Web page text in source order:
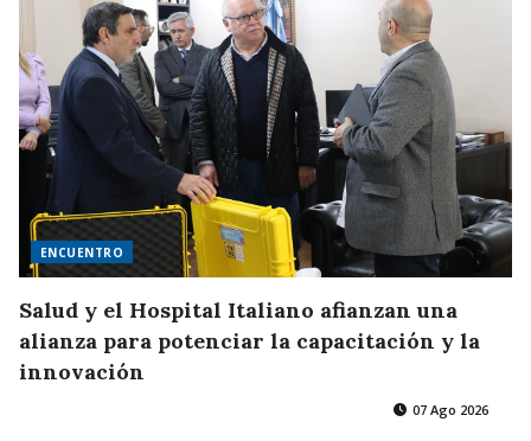
ENCUENTRO
Salud y el Hospital Italiano afianzan una
alianza para potenciar la capacitación y la
innovación
07 Ago 2026